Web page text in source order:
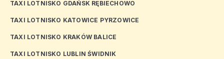
TAXI LOTNISKO GDAŃSK RĘBIECHOWO
TAXI LOTNISKO KATOWICE PYRZOWICE
TAXI LOTNISKO KRAKÓW BALICE
TAXI LOTNISKO LUBLIN ŚWIDNIK